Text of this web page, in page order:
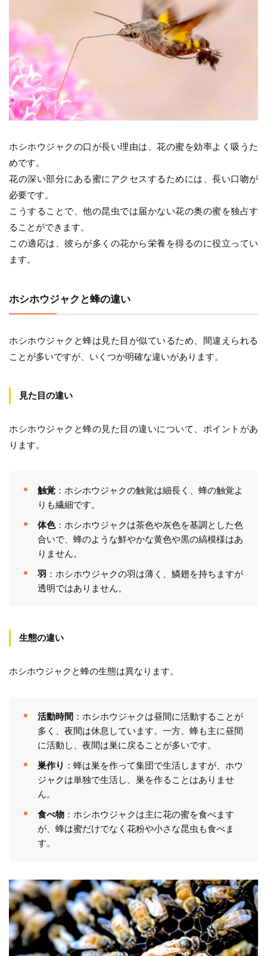
ホシホウジャクの口が長い理由は、花の蜜を効率よく吸うた
めです。
花の深い部分にある蜜にアクセスするためには、長い口吻が
必要です。
こうすることで、他の昆虫では届かない花の奥の蜜を独占す
ることができます。
この適応は、彼らが多くの花から栄養を得るのに役立ってい
ます。
ホシホウジャクと蜂の違い
ホシホウジャクと蜂は見た目が似ているため、間違えられる
ことが多いですが、いくつか明確な違いがあります。
見た目の違い
ホシホウジャクと蜂の見た目の違いについて、ポイントがあ
ります。
触覚：ホシホウジャクの触覚は細長く、蜂の触覚よ
りも繊細です。
体色：ホシホウジャクは茶色や灰色を基調とした色
合いで、蜂のような鮮やかな黄色や黒の縞模様はあ
りません。
羽 ：ホシホウジャクの羽は薄く、鱗翅を持ちますが
透明ではありません。
生態の違い
ホシホウジャクと蜂の生態は異なります。
活動時間：ホシホウジャクは昼間に活動することが
多く、夜間は休息しています。一方、蜂も主に昼間
に活動し、夜間は巣に戻ることが多いです。
巣作り ：蜂は巣を作って集団で生活しますが、ホウ
ジャクは単独で生活し、巣を作ることはありませ
ん。
食べ物：ホシホウジャクは主に花の蜜を食べます
が、蜂は蜜だけでなく花粉や小さな昆虫も食べま
す。